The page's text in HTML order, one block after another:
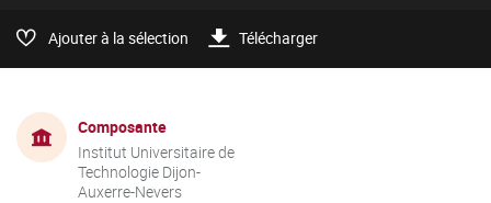
Ajouter à la sélection Télécharger
Composante
Institut Universitaire de
Technologie Dijon-
Auxerre-Nevers